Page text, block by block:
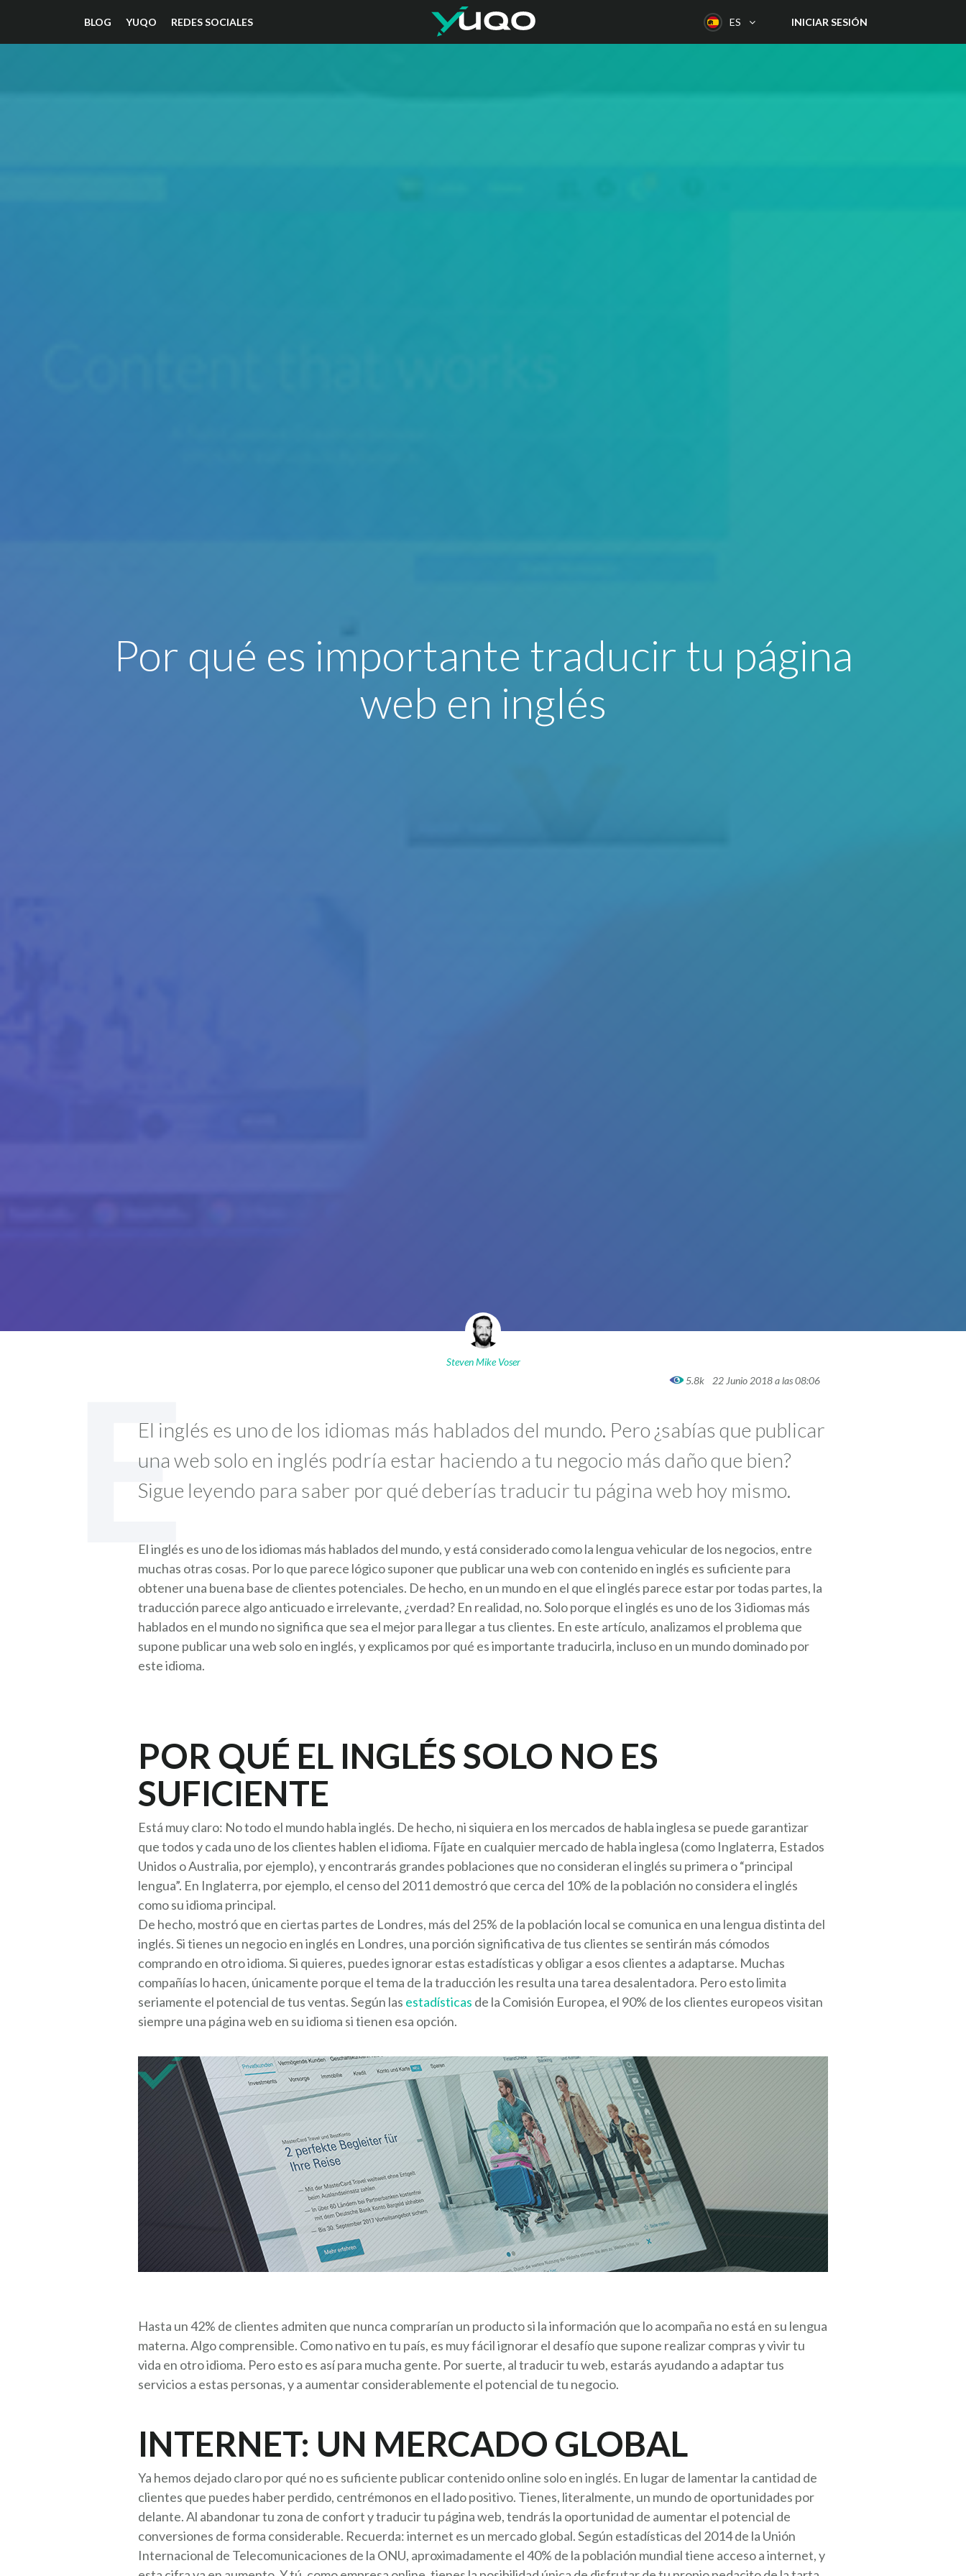
BLOG YUQO REDES SOCIALES INICIAR SESIÓN
ES
Por qué es importante traducir tu página
web en inglés
Steven Mike Voser
5.8k
22 Junio 2018 a las 08:06
E
El inglés es uno de los idiomas más hablados del mundo. Pero ¿sabías que publicar
una web solo en inglés podría estar haciendo a tu negocio más daño que bien?
Sigue leyendo para saber por qué deberías traducir tu página web hoy mismo.
El inglés es uno de los idiomas más hablados del mundo, y está considerado como la lengua vehicular de los negocios, entre
muchas otras cosas. Por lo que parece lógico suponer que publicar una web con contenido en inglés es suficiente para
obtener una buena base de clientes potenciales. De hecho, en un mundo en el que el inglés parece estar por todas partes, la
traducción parece algo anticuado e irrelevante, ¿verdad? En realidad, no. Solo porque el inglés es uno de los 3 idiomas más
hablados en el mundo no significa que sea el mejor para llegar a tus clientes. En este artículo, analizamos el problema que
supone publicar una web solo en inglés, y explicamos por qué es importante traducirla, incluso en un mundo dominado por
este idioma.
POR QUÉ EL INGLÉS SOLO NO ES
SUFICIENTE
Está muy claro: No todo el mundo habla inglés. De hecho, ni siquiera en los mercados de habla inglesa se puede garantizar
que todos y cada uno de los clientes hablen el idioma. Fíjate en cualquier mercado de habla inglesa (como Inglaterra, Estados
Unidos o Australia, por ejemplo), y encontrarás grandes poblaciones que no consideran el inglés su primera o “principal
lengua”. En Inglaterra, por ejemplo, el censo del 2011 demostró que cerca del 10% de la población no considera el inglés
como su idioma principal.
De hecho, mostró que en ciertas partes de Londres, más del 25% de la población local se comunica en una lengua distinta del
inglés. Si tienes un negocio en inglés en Londres, una porción significativa de tus clientes se sentirán más cómodos
comprando en otro idioma. Si quieres, puedes ignorar estas estadísticas y obligar a esos clientes a adaptarse. Muchas
compañías lo hacen, únicamente porque el tema de la traducción les resulta una tarea desalentadora. Pero esto limita
seriamente el potencial de tus ventas. Según las estadísticas de la Comisión Europea, el 90% de los clientes europeos visitan
siempre una página web en su idioma si tienen esa opción.
Hasta un 42% de clientes admiten que nunca comprarían un producto si la información que lo acompaña no está en su lengua
materna. Algo comprensible. Como nativo en tu país, es muy fácil ignorar el desafío que supone realizar compras y vivir tu
vida en otro idioma. Pero esto es así para mucha gente. Por suerte, al traducir tu web, estarás ayudando a adaptar tus
servicios a estas personas, y a aumentar considerablemente el potencial de tu negocio.
INTERNET: UN MERCADO GLOBAL
Ya hemos dejado claro por qué no es suficiente publicar contenido online solo en inglés. En lugar de lamentar la cantidad de
clientes que puedes haber perdido, centrémonos en el lado positivo. Tienes, literalmente, un mundo de oportunidades por
delante. Al abandonar tu zona de confort y traducir tu página web, tendrás la oportunidad de aumentar el potencial de
conversiones de forma considerable. Recuerda: internet es un mercado global. Según estadísticas del 2014 de la Unión
Internacional de Telecomunicaciones de la ONU, aproximadamente el 40% de la población mundial tiene acceso a internet, y